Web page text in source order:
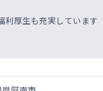
利厚生も充実しています